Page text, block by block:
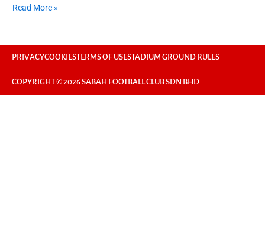
Read More »
PRIVACYCOOKIESTERMS OF USESTADIUM GROUND RULES
COPYRIGHT © 2026 SABAH FOOTBALL CLUB SDN BHD